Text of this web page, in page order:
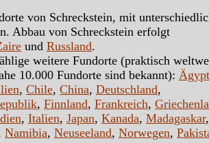
von Schreckstein, mit
Abbau von Schreckstein erfolgt
und Russland.
weitere Fundorte (praktisch
10.000 Fundorte sind bekannt):
, Chile, China, Deutschland,
, Finnland, Frankreich,
, Italien, Japan, Kanada, Madagaskar,
Namibia, Neuseeland, Norwegen,